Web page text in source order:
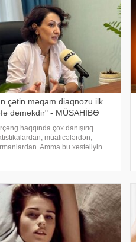
çətin məqam diaqnozu ilk
deməkdir" - MÜSAHİBƏ
haqqında çox danışırıq.
müalicələrdən,
Amma bu xəstəliyin
buna gör